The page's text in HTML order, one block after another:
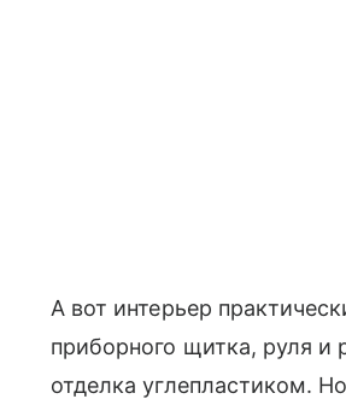
А вот интерьер
приборного щитка, руля и
отделка углепластиком.